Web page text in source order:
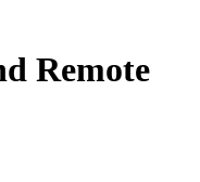
Remote